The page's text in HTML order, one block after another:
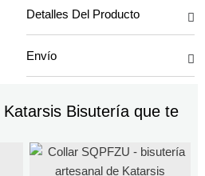
Detalles Del Producto
Envío
Katarsis Bisuteríaque te